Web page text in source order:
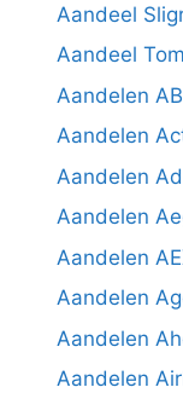
Aandeel
Aandeel
Aandelen
Aandelen
Aandelen
Aandelen
Aandelen
Aandelen
Aandelen
Aandelen